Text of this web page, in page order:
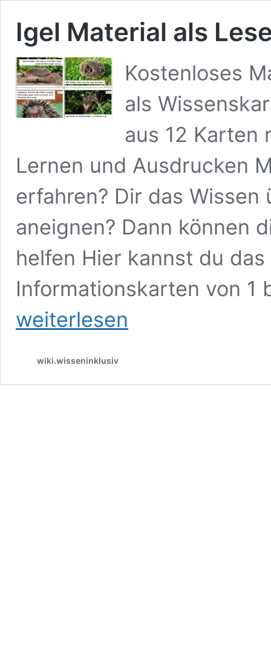
Igel Material als
Kostenloses
als
aus 12 Karten
Lernen und Ausdrucken
erfahren? Dir das
aneignen? Dann können
helfen Hier kannst du
Informationskarten von 1
weiterlesen
wiki.wisseninklusiv